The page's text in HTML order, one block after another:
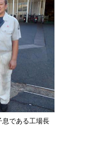
息である工場長